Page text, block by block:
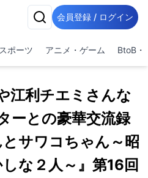
会員登録 / ログイン
スポーツ アニメ・ゲーム BtoB・
江利チエミさんな
ーとの豪華交流録
サワコちゃん～昭
な２人～』第16回